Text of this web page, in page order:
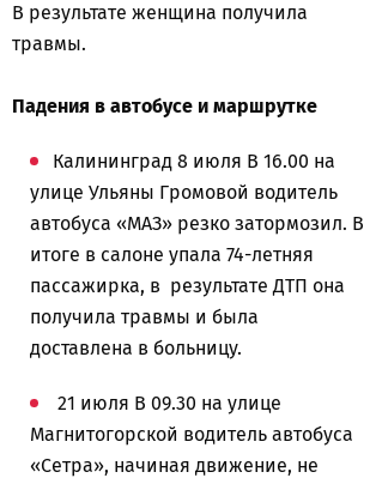
В результате женщина получила
травмы.
Падения в автобусе и маршрутке
Калининград 8 июля В 16.00 на
улице Ульяны Громовой водитель
автобуса «МАЗ» резко затормозил. В
итоге в салоне упала 74-летняя
пассажирка, в результате ДТП она
получила травмы и была
доставлена в больницу.
21 июля В 09.30 на улице
Магнитогорской водитель автобуса
«Сетра», начиная движение, не